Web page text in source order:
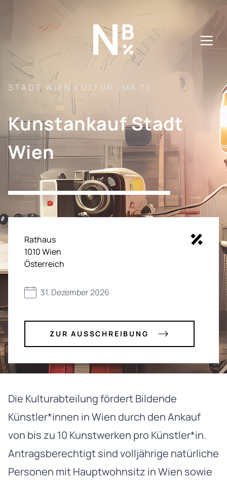
STADT WIEN KULTUR (MA 7)
Kunstankauf Stadt
Wien
Rathaus
1010Wien
Österreich
31. Dezember 2026
ZUR AUSSCHREIBUNG
Die Kulturabteilung fördert Bildende
Künstler*innen in Wien durch den Ankauf
von bis zu 10 Kunstwerken pro Künstler*in.
Antragsberechtigt sind volljährige natürliche
Personen mit Hauptwohnsitz in Wien sowie